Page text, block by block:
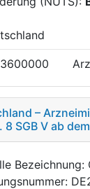
–
8 SGB V ab
Bezeichnung: